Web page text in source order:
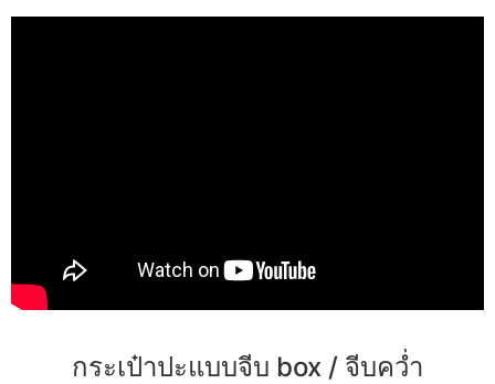
กระเป๋าปะแบบจีบ box / จีบคว่ำ